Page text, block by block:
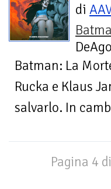
di
Batman: La
Rucka e Klaus
salvarlo. In
Pagina 4